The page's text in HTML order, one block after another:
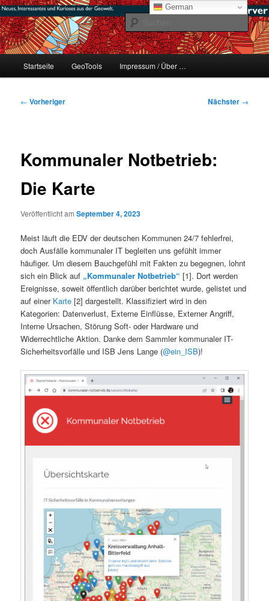
Zum
primären
Inhalt
springen#geoObserver
mikeE's GeoBlog
Startseite GeoTools Impressum / Über …
Beitragsnavigation
← Vorheriger Nächster →
Kommunaler Notbetrieb:
Die Karte
Veröffentlicht amSeptember 4, 2023
Meist läuft die EDV der deutschen Kommunen 24/7 fehlerfrei,
doch Ausfälle kommunaler IT begleiten uns gefühlt immer
häufiger. Um diesem Bauchgefühl mit Fakten zu begegnen, lohnt
sich ein Blick auf „Kommunaler Notbetrieb“ [1]. Dort werden
Ereignisse, soweit öffentlich darüber berichtet wurde, gelistet und
auf einer Karte [2] dargestellt. Klassifiziert wird in den
Kategorien: Datenverlust, Externe Einflüsse, Externer Angriff,
Interne Ursachen, Störung Soft- oder Hardware und
Widerrechtliche Aktion. Danke dem Sammler kommunaler IT-
Sicherheitsvorfälle und ISB Jens Lange (@ein_ISB)!
German